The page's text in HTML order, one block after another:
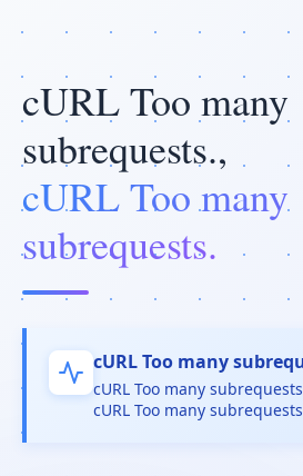
cURL Too many
subrequests.,
cURL Too many
subrequests.
cURL Too many
cURL Too many
cURL Too many